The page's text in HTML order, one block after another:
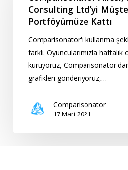
Consulting
Müşteri
Portföyümüze
Consulting Ltd’yi
Portföyümüze Kattı
Comparisonator'ı kullanma
farklı. Oyuncularımızla
kuruyoruz,
grafikleri gönderiyoruz,…
Comparisonator
17 Mart 2021